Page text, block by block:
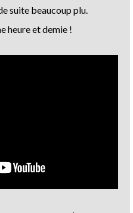
suite beaucoup plu.
heure et demie !